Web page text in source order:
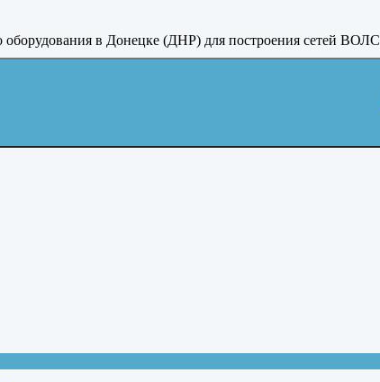
оборудования в Донецке (ДНР) для построения сетей ВОЛС